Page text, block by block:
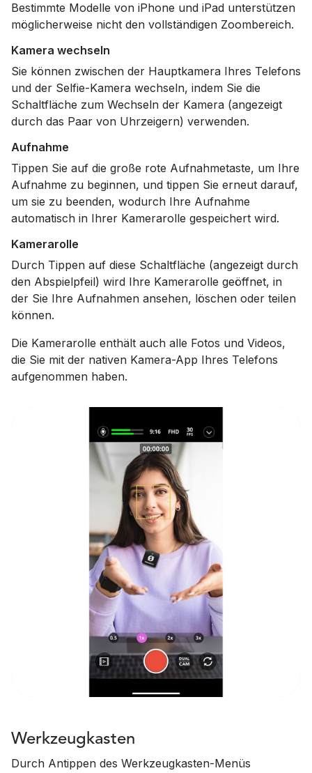
Bestimmte Modelle von iPhone und iPad unterstützen
möglicherweise nicht den vollständigen Zoombereich.
Kamera wechseln
Sie können zwischen der Hauptkamera Ihres Telefons
und der Selfie-Kamera wechseln, indem Sie die
Schaltfläche zum Wechseln der Kamera (angezeigt
durch das Paar von Uhrzeigern) verwenden.
Aufnahme
Tippen Sie auf die große rote Aufnahmetaste, um Ihre
Aufnahme zu beginnen, und tippen Sie erneut darauf,
um sie zu beenden, wodurch Ihre Aufnahme
automatisch in Ihrer Kamerarolle gespeichert wird.
Kamerarolle
Durch Tippen auf diese Schaltfläche (angezeigt durch
den Abspielpfeil) wird Ihre Kamerarolle geöffnet, in
der Sie Ihre Aufnahmen ansehen, löschen oder teilen
können.
Die Kamerarolle enthält auch alle Fotos und Videos,
die Sie mit der nativen Kamera-App Ihres Telefons
aufgenommen haben.
Werkzeugkasten
Durch Antippen des Werkzeugkasten-Menüs